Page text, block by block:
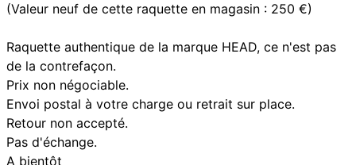
(Valeur neuf de cette raquette en magasin : 250 €)
Raquette authentique de la marque HEAD, ce n'est pas
de la contrefaçon.
Prix non négociable.
Envoi postal à votre charge ou retrait sur place.
Retour non accepté.
Pas d'échange.
A bientôt